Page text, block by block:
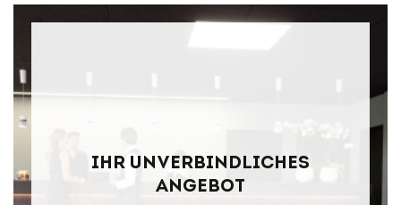
Ihr unverbindliches
Angebot